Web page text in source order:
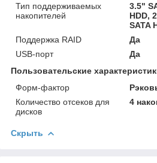
Тип поддерживаемых
накопителей
3.5"
HDD,
SATA
Поддержка RAID
Да
USB-порт
Да
Пользовательские
Форм-фактор
Количество отсеков для
дисков
4
Скрыть